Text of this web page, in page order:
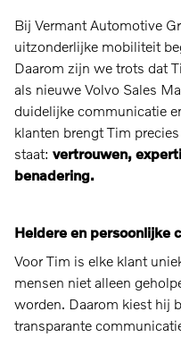
Bij Vermant Automotive
uitzonderlijke mobiliteit
Daarom zijn we trots dat
als nieuwe Volvo Sales
duidelijke communicatie
klanten brengt Tim
staat: vertrouwen,
benadering.
Heldere en persoonlijke
Voor Tim is elke klant
mensen niet alleen
worden. Daarom kiest hij
transparante